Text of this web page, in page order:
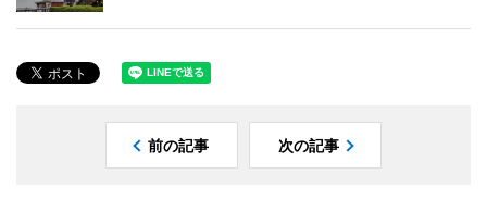
前の記事 次の記事